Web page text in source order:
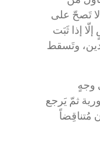
لا تَصحّ على
إذا ثَبَت
وتَسقط
وجهٍ
ثمّ يَرجع
مُتناقِضاً